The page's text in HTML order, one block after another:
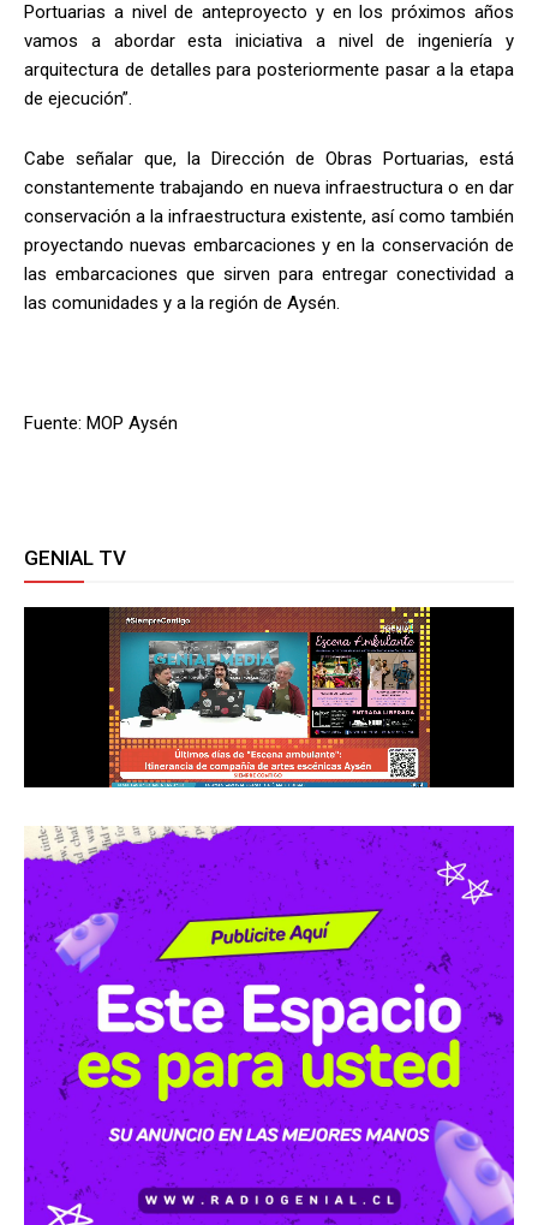
Portuarias a nivel de anteproyecto y en los próximos años
vamos a abordar esta iniciativa a nivel de ingeniería y
arquitectura de detalles para posteriormente pasar a la etapa
de ejecución”.
Cabe señalar que, la Dirección de Obras Portuarias, está
constantemente trabajando en nueva infraestructura o en dar
conservación a la infraestructura existente, así como también
proyectando nuevas embarcaciones y en la conservación de
las embarcaciones que sirven para entregar conectividad a
las comunidades y a la región de Aysén.
Fuente: MOP Aysén
GENIAL TV